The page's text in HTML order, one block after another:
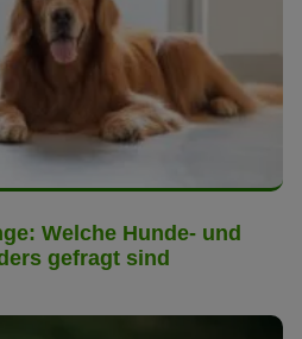
Welche Hunde- und
gefragt sind